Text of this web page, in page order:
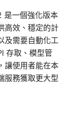
一個強化版本
高效、穩定的計
及需要自動化工
存取、模型管
讓使用者能在本
服務獲取更大型